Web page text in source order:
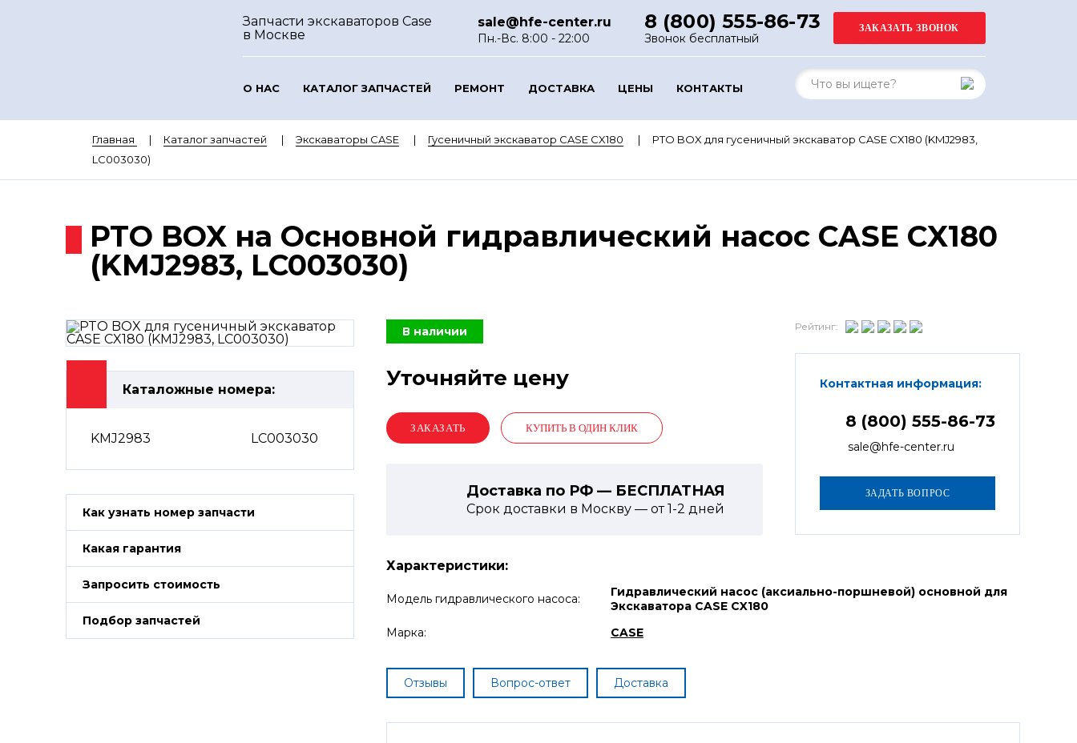
Запчасти экскаваторов Case
в Москве
sale@hfe-center.ru
Пн.-Вс. 8:00 - 22:00
8 (800) 555-86-73
Звонок бесплатный
О НАС КАТАЛОГ ЗАПЧАСТЕЙ РЕМОНТ ДОСТАВКА ЦЕНЫ КОНТАКТЫ
Главная Каталог запчастей Экскаваторы CASE Гусеничный экскаватор CASE CX180
PTO BOX для гусеничный экскаватор CASE CX180 (KMJ2983,
LC003030)
PTO BOX на Основной гидравлический насос CASE CX180
(KMJ2983, LC003030)
Каталожные номера:
KMJ2983 LC003030
Как узнать номер запчасти
Какая гарантия
Запросить стоимость
Подбор запчастей
В наличии
Уточняйте цену
КУПИТЬ В ОДИН КЛИК
Доставка по РФ — БЕСПЛАТНАЯ
Срок доставки в Москву — от1-2 дней
Рейтинг:
Контактная информация:
8 (800) 555-86-73
sale@hfe-center.ru
Характеристики:
Модель гидравлического насоса:
Гидравлический насос (аксиально-поршневой) основной для
Экскаватора CASE CX180
Марка:
CASE
Отзывы Вопрос-ответ Доставка